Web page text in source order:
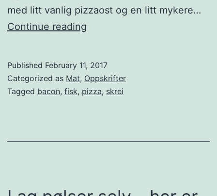
med litt vanlig pizzaost og en litt mykere…
Continue reading
z
a
d
r
Published February 11, 2017
Categorized as Mat, Oppskrifter
Tagged bacon, fisk, pizza, skrei